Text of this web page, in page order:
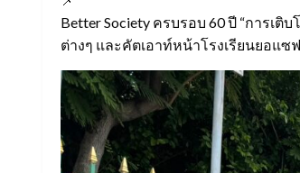
Better Society ครบรอบ 60 ปี “การ
ต่างๆ และคัตเอาท์หน้าโรงเรียนยอแซ